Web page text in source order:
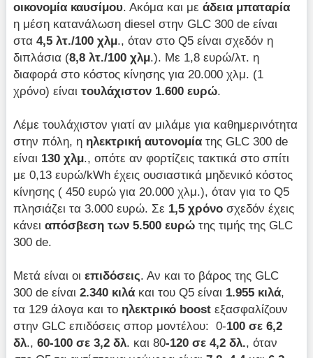
οικονομία καυσίμου. Ακόμα και μεάδεια μπαταρία
η μέση κατανάλωση diesel στην GLC 300 de είναι
στα4,5 λτ./100 χλμ., όταν στο Q5 είναι σχεδόν η
διπλάσια (8,8 λτ./100 χλμ.). Με 1,8 ευρώ/λτ. η
διαφορά στο κόστος κίνησης για 20.000 χλμ. (1
χρόνο) είναιτουλάχιστον 1.600 ευρώ.
Λέμε τουλάχιστον γιατί αν μιλάμε για καθημερινότητα
στην πόλη, η ηλεκτρική αυτονομία της GLC 300 de
είναι 130 χλμ., οπότε αν φορτίζεις τακτικά στο σπίτι
με 0,13 ευρώ/kWh έχεις ουσιαστικά μηδενικό κόστος
κίνησης ( 450 ευρώ για 20.000 χλμ.), όταν για το Q5
πλησιάζει τα 3.000 ευρώ. Σε 1,5 χρόνο σχεδόν έχεις
κάνειαπόσβεση των 5.500 ευρώ της τιμής της GLC
300 de.
Μετά είναι οιεπιδόσεις. Αν και το βάρος της GLC
300 de είναι2.340 κιλά και του Q5 είναι 1.955 κιλά,
τα 129 άλογα και το ηλεκτρικό boost εξασφαλίζουν
στην GLC επιδόσεις σπορ μοντέλου: 0-100 σε 6,2
δλ.,60-100 σε 3,2 δλ. και 80-120 σε 4,2 δλ., όταν